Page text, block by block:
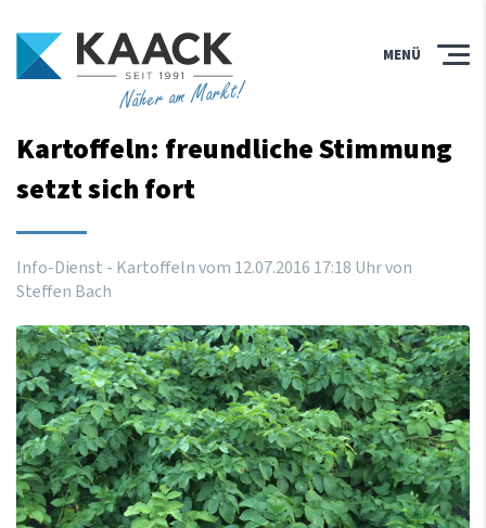
Näher am Markt!
MENÜ
Kartoffeln: freundliche Stimmung
setzt sich fort
Info-Dienst - Kartoffeln vom 12.07.2016 17:18 Uhrvon
Steffen Bach